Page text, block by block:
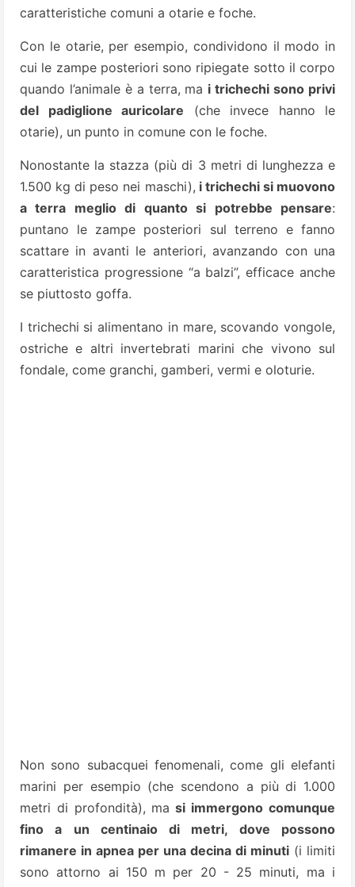
caratteristiche comuni a otarie e foche.
Con le otarie, per esempio, condividono il modo in
cui le zampe posteriori sono ripiegate sotto il corpo
quando l’animale è a terra, ma i trichechi sono privi
del padiglione auricolare (che invece hanno le
otarie), un punto in comune con le foche.
Nonostante la stazza (più di 3 metri di lunghezza e
1.500 kg di peso nei maschi), i trichechi si muovono
a terra meglio di quanto si potrebbe pensare:
puntano le zampe posteriori sul terreno e fanno
scattare in avanti le anteriori, avanzando con una
caratteristica progressione “a balzi”, efficace anche
se piuttosto goffa.
I trichechi si alimentano in mare, scovando vongole,
ostriche e altri invertebrati marini che vivono sul
fondale, come granchi, gamberi, vermi e oloturie.
Non sono subacquei fenomenali, come gli elefanti
marini per esempio (che scendono a più di 1.000
metri di profondità), ma si immergono comunque
fino a un centinaio di metri, dove possono
rimanere in apnea per una decina di minuti (i limiti
sono attorno ai 150 m per 20 - 25 minuti, ma i